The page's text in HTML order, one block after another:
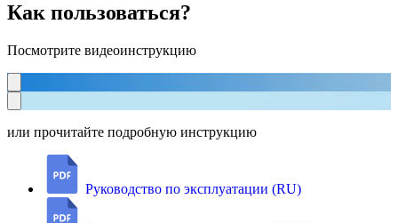
Как пользоваться?
Посмотрите видеоинструкцию
или прочитайте подробную инструкцию
Руководство по эксплуатации (RU)